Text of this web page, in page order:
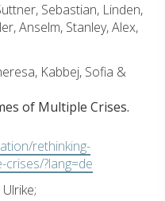
Sebastian, Linden,
Anselm, Stanley, Alex,
Kabbej, Sofia &
of Multiple Crises.
rethinking-
?lang=de